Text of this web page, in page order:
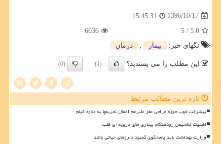
1396/10/17
15:45:31
5.0
/ 5
6036
تگهای خبر:
بیمار درمان
این مطلب را می پسندید؟ (1)
(0)
تازه ترین مطالب مرتبط
پیشرفت خوب حوزه جراحی مغز علیرغم اعمال تحریمها به علاوه فیلم
اهمیت تشخیص زودهنگام بیماری های دریچه ای قلب
وزارت بهداشت باید پاسخگوی کمبود داروهای حیاتی باشد